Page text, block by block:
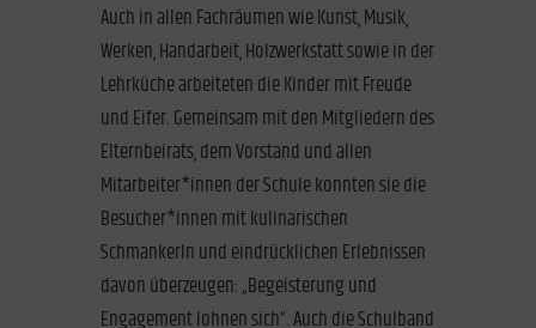
Auch in allen Fachräumen wie Kunst, Musik,
Werken, Handarbeit, Holzwerkstatt sowie in der
Lehrküche arbeiteten die Kinder mit Freude
und Eifer. Gemeinsam mit den Mitgliedern des
Elternbeirats, dem Vorstand und allen
Mitarbeiter*innen der Schule konnten sie die
Besucher*innen mit kulinarischen
Schmankerln und eindrücklichen Erlebnissen
davon überzeugen: „Begeisterung und
Engagement lohnen sich“. Auch die Schulband